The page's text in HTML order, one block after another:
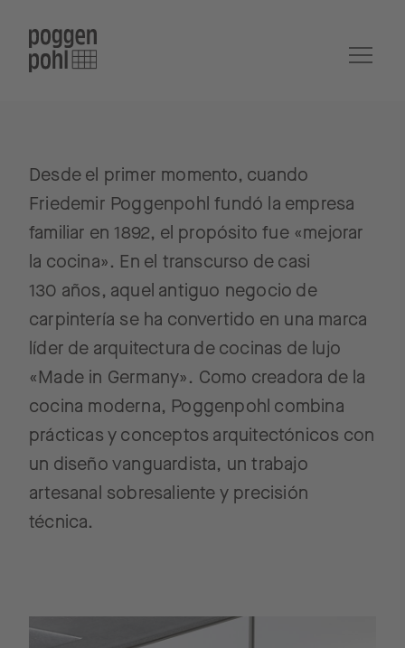
Desde el primer momento, cuando
Friedemir Poggenpohl fundó la empresa
familiar en 1892, el propósito fue «mejorar
la cocina». En el transcurso de casi
130 años, aquel antiguo negocio de
carpintería se ha convertido en una marca
líder de arquitectura de cocinas de lujo
«Made in Germany». Como creadora de la
cocina moderna, Poggenpohl combina
prácticas y conceptos arquitectónicos con
un diseño vanguardista, un trabajo
artesanal sobresaliente y precisión
técnica.